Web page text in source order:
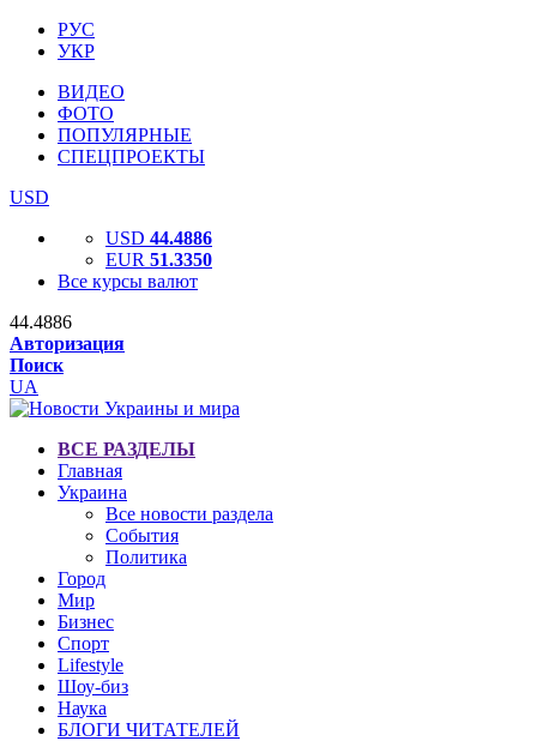
РУС
УКР
ВИДЕО
ФОТО
ПОПУЛЯРНЫЕ
СПЕЦПРОЕКТЫ
USD
USD 44.4886
EUR 51.3350
Все курсы валют
44.4886
Авторизация
Поиск
UA
ВСЕ РАЗДЕЛЫ
Главная
Украина
Все новости раздела
События
Политика
Город
Мир
Бизнес
Спорт
Lifestyle
Шоу-биз
Наука
БЛОГИ ЧИТАТЕЛЕЙ